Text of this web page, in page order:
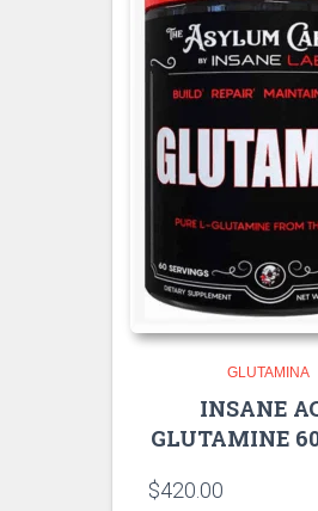
GLUTAMINA
INSANE
GLUTAMINE
$420.00